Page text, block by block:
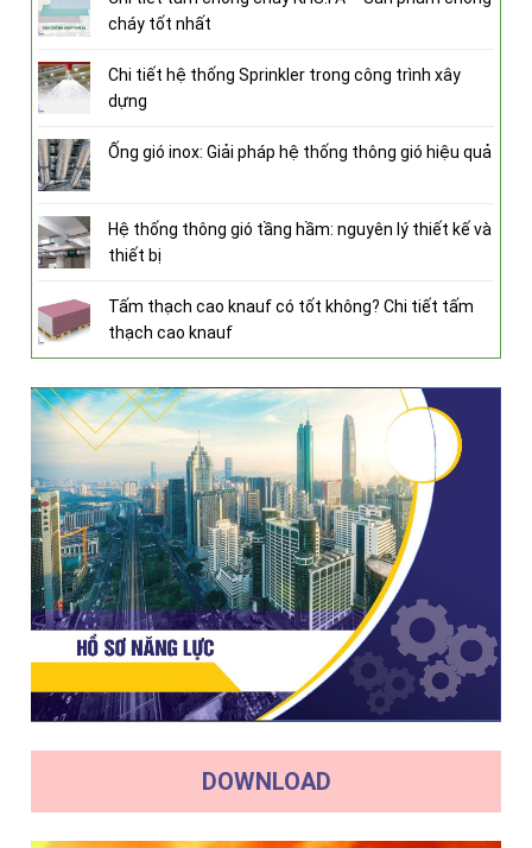
cháy tốt nhất
Chi tiết hệ thống Sprinkler trong công trình xây
dựng
Ống gió inox: Giải pháp hệ thống thông gió hiệu quả
Hệ thống thông gió tầng hầm: nguyên lý thiết kế và
thiết bị
Tấm thạch cao knauf có tốt không? Chi tiết tấm
thạch cao knauf
DOWNLOAD